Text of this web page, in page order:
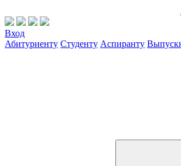
Вход
Абитуриенту Студенту Аспиранту